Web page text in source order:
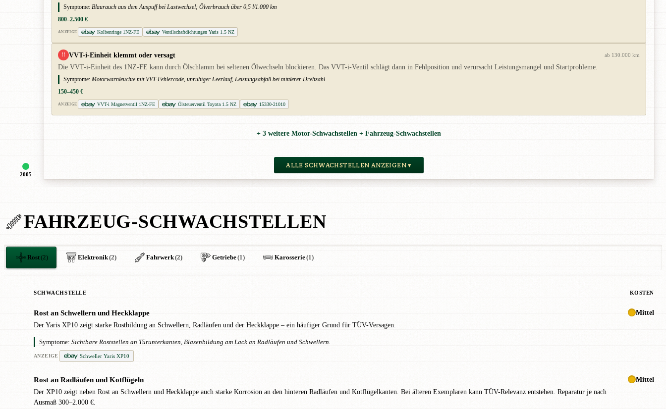
2005
Symptome: Blaurauch aus dem Auspuff bei Lastwechsel; Ölverbrauch über 0,5 l/1.000 km
800–2.500 €
ANZEIGE Kolbenringe 1NZ-FE Ventilschaftdichtungen Yaris 1.5 NZ
!! VVT-i-Einheit klemmt oder versagt ab 130.000 km
Die VVT-i-Einheit des 1NZ-FE kann durch Ölschlamm bei seltenen Ölwechseln blockieren. Das VVT-i-Ventil schlägt dann in Fehlposition und verursacht Leistungsmangel und Startprobleme.
Symptome: Motorwarnleuchte mit VVT-Fehlercode, unruhiger Leerlauf, Leistungsabfall bei mittlerer Drehzahl
150–450 €
ANZEIGE VVT-i Magnetventil 1NZ-FE Ölsteuerventil Toyota 1.5 NZ 15330-21010
+ 3 weitere Motor-Schwachstellen + Fahrzeug-Schwachstellen
ALLE SCHWACHSTELLEN ANZEIGEN ▾
FAHRZEUG-SCHWACHSTELLEN
Rost(2) Elektronik(2) Fahrwerk(2) Getriebe(1) Karosserie(1)
SCHWACHSTELLE KOSTEN
Rost an Schwellern und Heckklappe
Der Yaris XP10 zeigt starke Rostbildung an Schwellern, Radläufen und der Heckklappe – ein häufiger Grund für TÜV-Versagen.
Symptome: Sichtbare Roststellen an Türunterkanten, Blasenbildung am Lack an Radläufen und Schwellern.
ANZEIGE Schweller Yaris XP10
Mittel
Rost an Radläufen und Kotflügeln
Der XP10 zeigt neben Rost an Schwellern und Heckklappe auch starke Korrosion an den hinteren Radläufen und Kotflügelkanten. Bei älteren Exemplaren kann TÜV-Relevanz entstehen. Reparatur je nach
Ausmaß 300–2.000 €.
Mittel